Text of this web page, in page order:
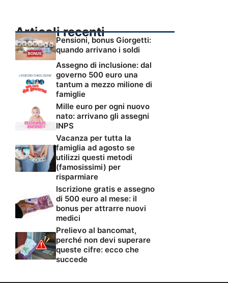
Articoli recenti
Pensioni, bonus Giorgetti:
quando arrivano i soldi
Assegno di inclusione: dal
governo 500 euro una
tantum a mezzo milione di
famiglie
Mille euro per ogni nuovo
nato: arrivano gli assegni
INPS
Vacanza per tutta la
famiglia ad agosto se
utilizzi questi metodi
(famosissimi) per
risparmiare
Iscrizione gratis e assegno
di 500 euro al mese: il
bonus per attrarre nuovi
medici
Prelievo al bancomat,
perché non devi superare
queste cifre: ecco che
succede